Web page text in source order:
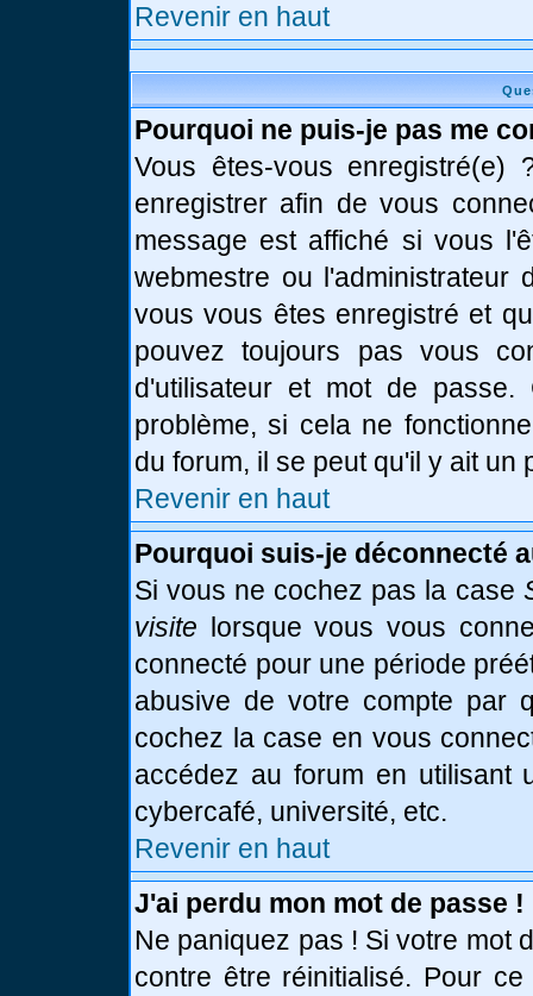
Revenir en haut
Pourquoi ne puis-je pas me
Vous êtes-vous enregistré(e)
enregistrer afin de vous
message est affiché si vous
webmestre ou l'administrateur
vous vous êtes enregistré et
pouvez toujours pas vous
d'utilisateur et mot de
problème, si cela ne
du forum, il se peut qu'il y ait un
Revenir en haut
Pourquoi suis-je déconnecté
Si vous ne cochez pas la case
visite lorsque vous vous
connecté pour une période
abusive de votre compte par
cochez la case en vous
accédez au forum en utilisant
cybercafé, université, etc.
Revenir en haut
J'ai perdu mon mot de passe !
Ne paniquez pas ! Si votre mot
contre être réinitialisé. Pour